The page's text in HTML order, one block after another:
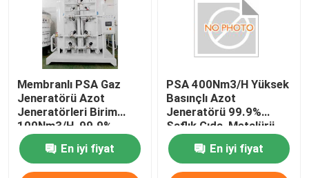
Akışölçer Kalibrasyon Sistemi
Sıvı Akış Kalibrasyon Sistemi
Otomasyon Robotu Kol
Dijital konumlandırıcı
Membranlı PSA Gaz
Jeneratörü Azot
Jeneratörleri Birim
100Nm3/H, 99.9%
Saflık
En iyi fiyat
PSA 400Nm3/H Yüksek
Basınçlı Azot
Jeneratörü 99.9%
Saflık Gıda, Metalürji,
Kimyasal
En iyi fiyat